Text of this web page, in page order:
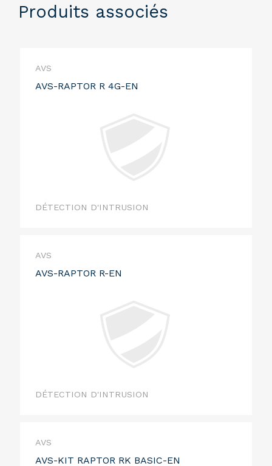
Produits associés
AVS
AVS-RAPTOR R 4G-EN
DÉTECTION D'INTRUSION
AVS
AVS-RAPTOR R-EN
DÉTECTION D'INTRUSION
AVS
AVS-KIT RAPTOR RK BASIC-EN